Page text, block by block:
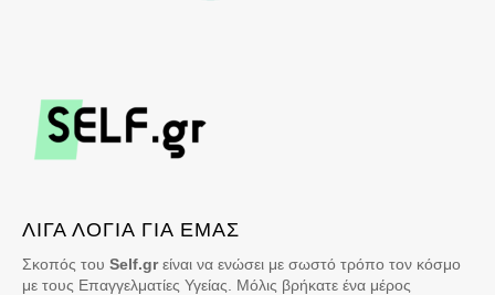
ΛΙΓΑ ΛΟΓΙΑ ΓΙΑ ΕΜΑΣ
Σκοπός του Self.grείναι να ενώσει με σωστό τρόπο τον κόσμο
με τους Επαγγελματίες Υγείας. Μόλις βρήκατε ένα μέρος